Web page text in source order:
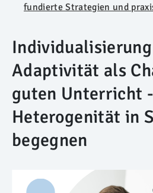
fundierte Strategien und
Adaptivität als
guten Unterricht
Heterogenität in
begegnen